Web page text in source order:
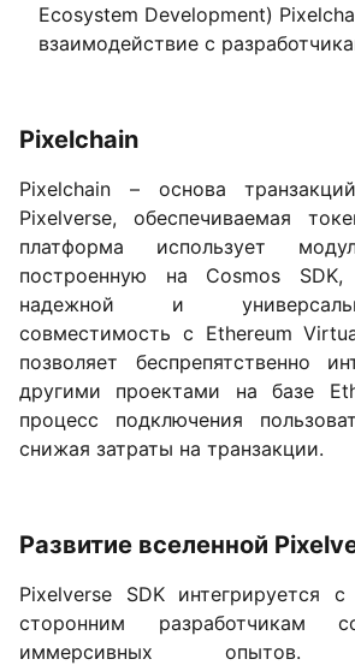
Ecosystem Development)
взаимодействие с
Pixelchain
Pixelchain – основа
Pixelverse, обеспечиваемая
платформа использует
построенную на Cosmos
надежной и
совместимость с Ethereum
позволяет беспрепятственно
другими проектами на базе
процесс подключения
снижая затраты на транзакции.
Развитие вселенной
Pixelverse SDK интегрируется с
сторонним разработчикам
иммерсивных опытов.